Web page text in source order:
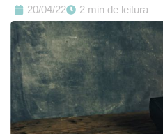
20/04/22 2 min de leitura